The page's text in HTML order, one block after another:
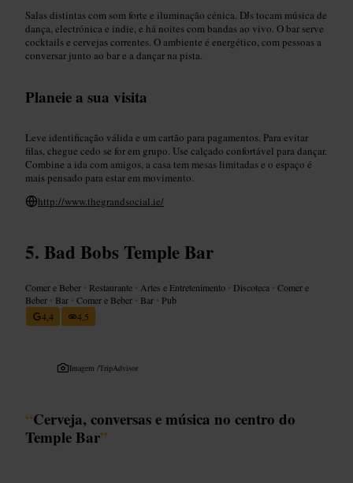
Salas distintas com som forte e iluminação cénica. DJs tocam música de
dança, electrónica e indie, e há noites com bandas ao vivo. O bar serve
cocktails e cervejas correntes. O ambiente é energético, com pessoas a
conversar junto ao bar e a dançar na pista.
Planeie a sua visita
Leve identificação válida e um cartão para pagamentos. Para evitar
filas, chegue cedo se for em grupo. Use calçado confortável para dançar.
Combine a ida com amigos, a casa tem mesas limitadas e o espaço é
mais pensado para estar em movimento.
http://www.thegrandsocial.ie/
Bad Bobs Temple Bar
Comer e Beber • Restaurante • Artes e Entretenimento • Discoteca •Comer e
Beber • Bar •Comer e Beber • Bar • Pub
4,4
4,5
Imagem /TripAdvisor
“Cerveja, conversas e música no centro do
Temple Bar”